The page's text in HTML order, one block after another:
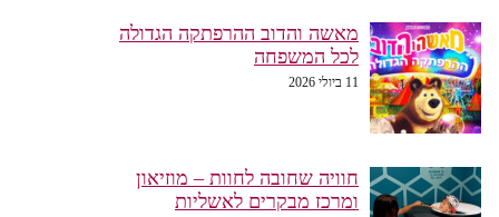
מאשה והדוב ההרפתקה הגדולה
לכל המשפחה
11 ביולי 2026
חוויה שחובה לחוות – מוזיאון
ומרכז מבקרים לאשליות